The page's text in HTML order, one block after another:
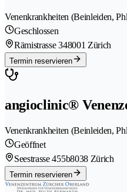
Venenkrankheiten (Beinleiden,
Geschlossen
Rämistrasse 348001 Zürich
Termin reservieren
angioclinic®
Venenkrankheiten (Beinleiden,
Geöffnet
Seestrasse 455b8038 Zürich
Termin reservieren